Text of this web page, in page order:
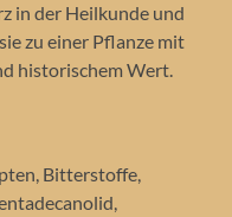
in der Heilkunde und
zu einer Pflanze mit
historischem Wert.
Bitterstoffe,